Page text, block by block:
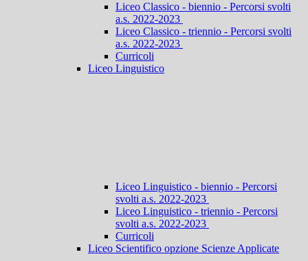
Liceo Classico - biennio - Percorsi svolti
a.s. 2022-2023
Liceo Classico - triennio - Percorsi svolti
a.s. 2022-2023
Curricoli
Liceo Linguistico
Liceo Linguistico - biennio - Percorsi
svolti a.s. 2022-2023
Liceo Linguistico - triennio - Percorsi
svolti a.s. 2022-2023
Curricoli
Liceo Scientifico opzione Scienze Applicate